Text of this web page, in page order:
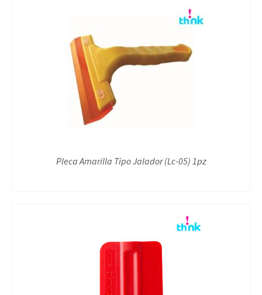
Pleca Amarilla Tipo Jalador (Lc-05) 1pz